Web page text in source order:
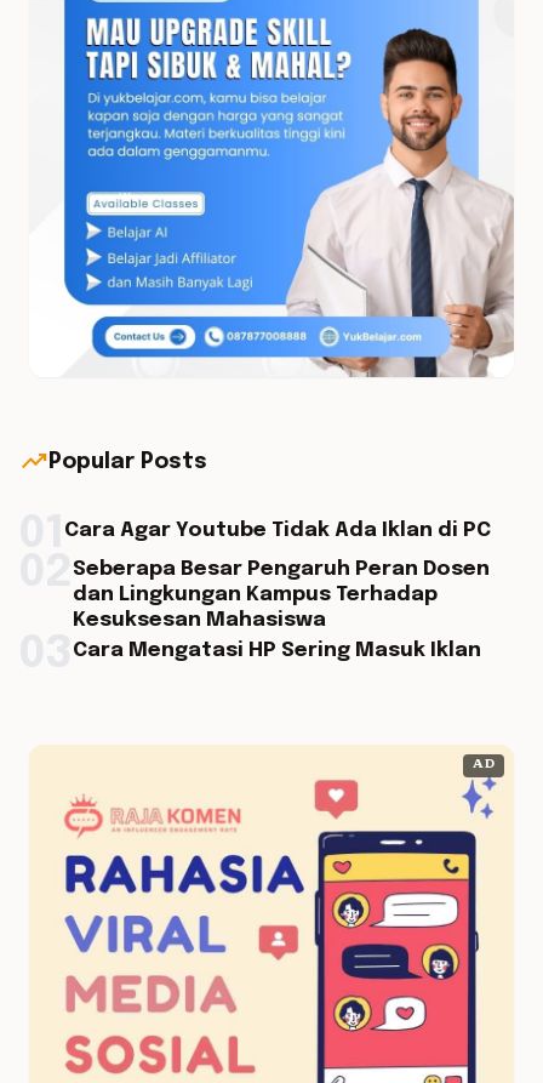
trending_up Popular Posts
Cara Agar Youtube Tidak Ada Iklan di PC
Seberapa Besar Pengaruh Peran Dosen
dan Lingkungan Kampus Terhadap
Kesuksesan Mahasiswa
Cara Mengatasi HP Sering Masuk Iklan
AD